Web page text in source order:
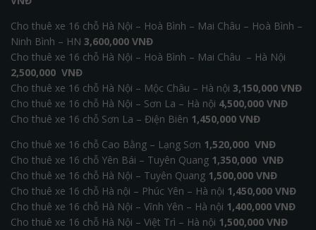
Cho thuê xe 16 chỗ Hà Nội – Hoà Bình – Mai Châu – Hoà Bình –
Ninh Bình – HN 3,600,000 VNĐ
Cho thuê xe 16 chỗ Hà Nội – Hoà Bình – Mai Châu – Hà Nội
2,500,000 VNĐ
Cho thuê xe 16 chỗ Hà Nội – Mộc Châu – Hà nội 3,150,000 VNĐ
Cho thuê xe 16 chỗ Hà Nội – Sơn La – Hà nội 4,500,000 VNĐ
Cho thuê xe 16 chỗ Sơn La – Điện Biên 1,450,000 VNĐ
Cho thuê xe 16 chỗ Cao Bằng – Lạng Sơn 1,520,000 VNĐ
Cho thuê xe 16 chỗ Yên Bái – Tuyên Quang 1,350,000 VNĐ
Cho thuê xe 16 chỗ Hà Nội – Tuyên Quang 1,500,000 VNĐ
Cho thuê xe 16 chỗ Hà nội – Phúc Yên – Hà nội 1,450,000 VNĐ
Cho thuê xe 16 chỗ Hà Nội – Vĩnh Yên – Hà nội 1,400,000 VNĐ
Cho thuê xe 16 chỗ Hà Nội – Việt Trì – Hà nội 1,500,000 VNĐ